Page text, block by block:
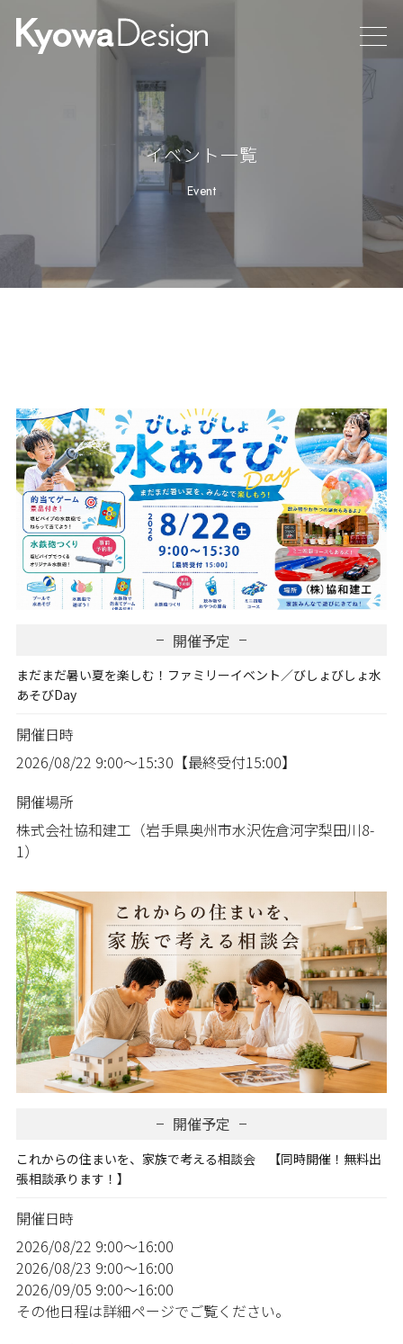
イベント一覧
Event
開催予定
まだまだ暑い夏を楽しむ！ファミリーイベント／びしょびしょ水
あそびDay
開催日時
2026/08/22 9:00～15:30【最終受付15:00】
開催場所
株式会社協和建工（岩手県奥州市水沢佐倉河字梨田川8-
1）
開催予定
これからの住まいを、家族で考える相談会 【同時開催！無料出
張相談承ります！】
開催日時
2026/08/22 9:00～16:00
2026/08/23 9:00～16:00
2026/09/05 9:00～16:00
その他日程は詳細ページでご覧ください。